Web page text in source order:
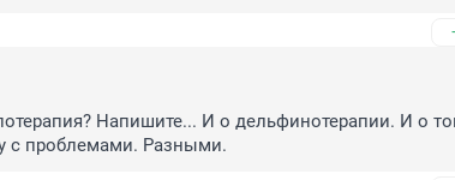
Напишите... И о дельфинотерапии. И о
с проблемами. Разными.